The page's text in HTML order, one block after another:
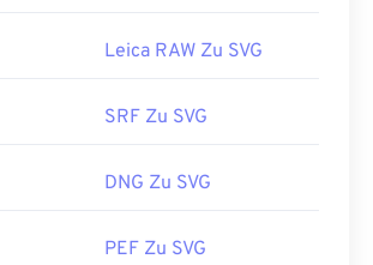
außerdem in jedem gängigen
mit Adobe-Programmen
das Plug-in„SVG Kit für Adobe
Leica RAW Zu SVG
SRF Zu SVG
DNG Zu SVG
PEF Zu SVG